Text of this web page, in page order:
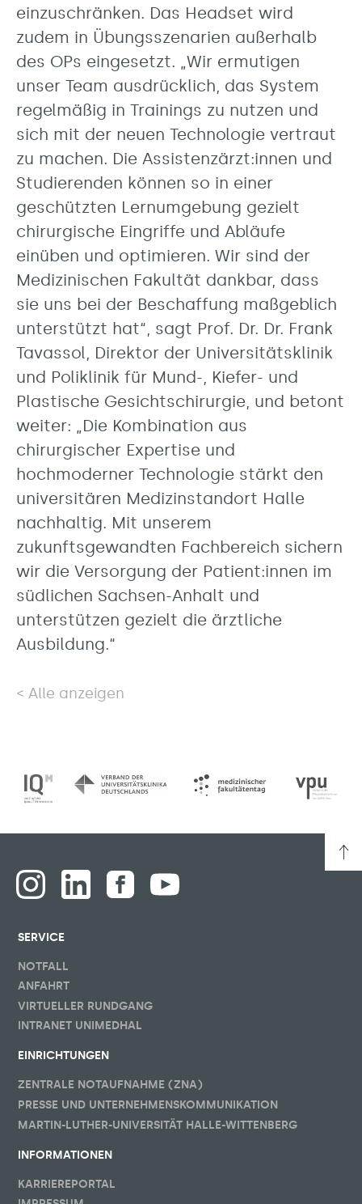
einzuschränken. Das Headset wird
zudem in Übungsszenarien außerhalb
des OPs eingesetzt. „Wir ermutigen
unser Team ausdrücklich, das System
regelmäßig in Trainings zu nutzen und
sich mit der neuen Technologie vertraut
zu machen. Die Assistenzärzt:innen und
Studierenden können so in einer
geschützten Lernumgebung gezielt
chirurgische Eingriffe und Abläufe
einüben und optimieren. Wir sind der
Medizinischen Fakultät dankbar, dass
sie uns bei der Beschaffung maßgeblich
unterstützt hat“, sagt Prof. Dr. Dr. Frank
Tavassol, Direktor der Universitätsklinik
und Poliklinik für Mund-, Kiefer- und
Plastische Gesichtschirurgie, und betont
weiter: „Die Kombination aus
chirurgischer Expertise und
hochmoderner Technologie stärkt den
universitären Medizinstandort Halle
nachhaltig. Mit unserem
zukunftsgewandten Fachbereich sichern
wir die Versorgung der Patient:innen im
südlichen Sachsen-Anhalt und
unterstützen gezielt die ärztliche
Ausbildung.“
Alle anzeigen
SERVICE
NOTFALL
ANFAHRT
VIRTUELLER RUNDGANG
INTRANET UNIMEDHAL
EINRICHTUNGEN
ZENTRALE NOTAUFNAHME (ZNA)
PRESSE UND UNTERNEHMENSKOMMUNIKATION
MARTIN-LUTHER-UNIVERSITÄT HALLE-WITTENBERG
INFORMATIONEN
KARRIEREPORTAL